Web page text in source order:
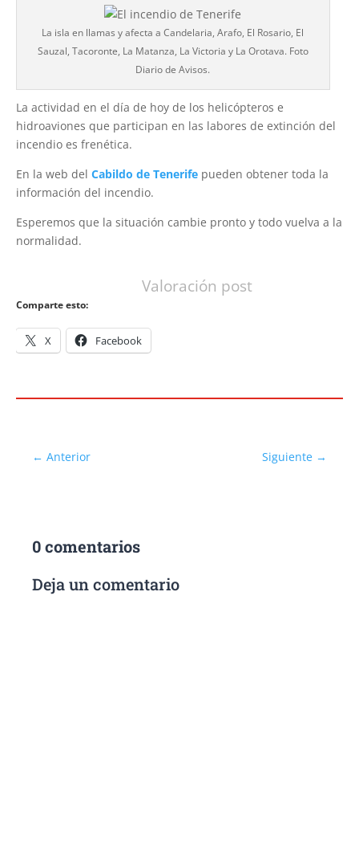
La isla en llamas y afecta a Candelaria, Arafo, El Rosario, El
Sauzal, Tacoronte, La Matanza, La Victoria y La Orotava. Foto
Diario de Avisos.
La actividad en el día de hoy de los helicópteros e
hidroaviones que participan en las labores de extinción del
incendio es frenética.
En la web del Cabildo de Tenerife pueden obtener toda la
información del incendio.
Esperemos que la situación cambie pronto y todo vuelva a la
normalidad.
Valoración post
Comparte esto:
X Facebook
←Anterior Siguiente→
0 comentarios
Deja un comentario